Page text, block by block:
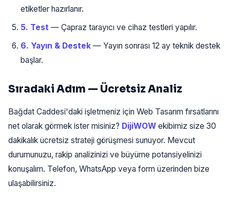
etiketler hazırlanır.
5. Test — Çapraz tarayıcı ve cihaz testleri yapılır.
6. Yayın & Destek — Yayın sonrası 12 ay teknik destek
başlar.
Sıradaki Adım — Ücretsiz Analiz
Bağdat Caddesi'daki işletmeniz için Web Tasarım fırsatlarını
net olarak görmek ister misiniz? DijiWOW ekibimiz size 30
dakikalık ücretsiz strateji görüşmesi sunuyor. Mevcut
durumunuzu, rakip analizinizi ve büyüme potansiyelinizi
konuşalım. Telefon, WhatsApp veya form üzerinden bize
ulaşabilirsiniz.